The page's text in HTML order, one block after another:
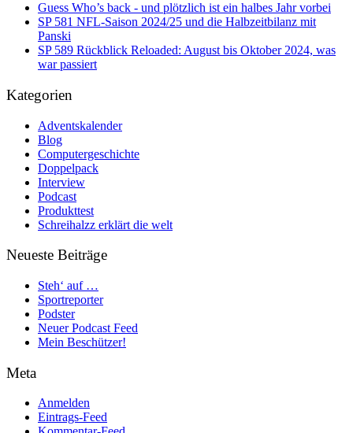
Guess Who’s back - und plötzlich ist ein halbes Jahr vorbei
SP 581 NFL-Saison 2024/25 und die Halbzeitbilanz mit
Panski
SP 589 Rückblick Reloaded: August bis Oktober 2024, was
war passiert
Kategorien
Adventskalender
Blog
Computergeschichte
Doppelpack
Interview
Podcast
Produkttest
Schreihalzz erklärt die welt
Neueste Beiträge
Steh‘ auf …
Sportreporter
Podster
Neuer Podcast Feed
Mein Beschützer!
Meta
Anmelden
Eintrags-Feed